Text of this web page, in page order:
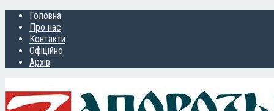
Головна
Про нас
Контакти
Офіційно
Архів